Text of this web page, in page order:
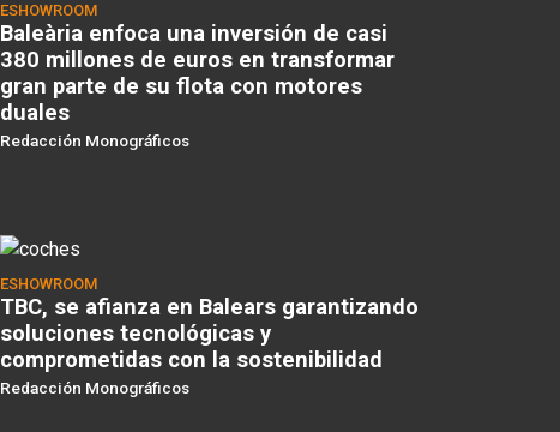
ESHOWROOM
Baleària enfoca una inversión de casi
380 millones de euros en transformar
gran parte de su flota con motores
duales
Redacción Monográficos
ESHOWROOM
TBC, se afianza en Balears garantizando
soluciones tecnológicas y
comprometidas con la sostenibilidad
Redacción Monográficos